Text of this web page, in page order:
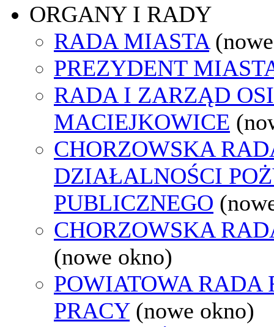
ORGANY I RADY
RADA MIASTA
PREZYDENT
RADA I ZARZĄD
MACIEJKOWICE
CHORZOWSKA
DZIAŁALNOŚCI
PUBLICZNEGO
CHORZOWSKA
(nowe okno)
POWIATOWA RADA
PRACY (nowe okno)